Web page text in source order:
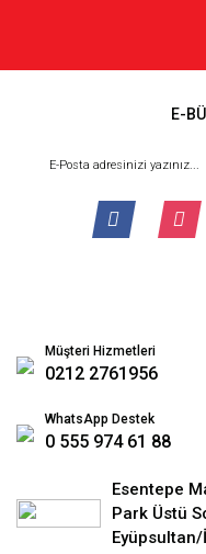
E-
Müşteri Hizmetleri
0212 2761956
WhatsApp Destek
0 555 974 61 88
Esentepe
Park Üstü